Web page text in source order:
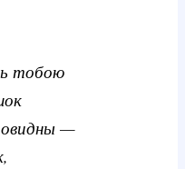
тобою
—